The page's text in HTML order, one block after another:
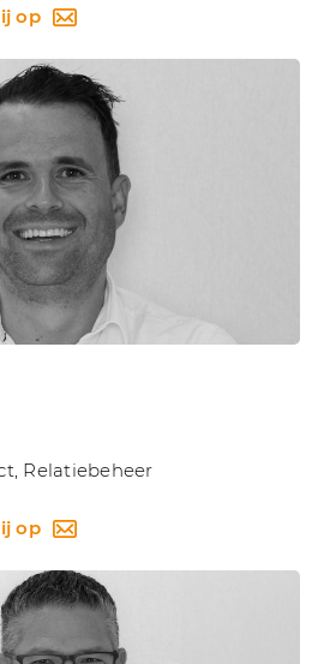
op
Relatiebeheer
op